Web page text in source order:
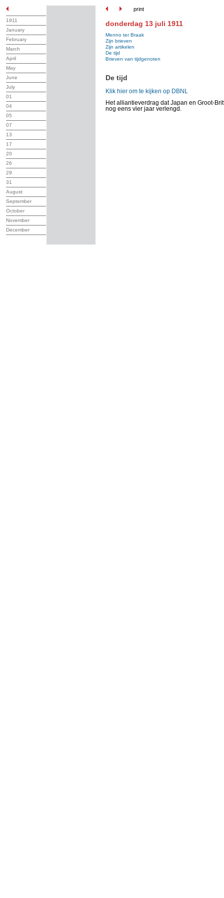
print
1911
January
February
March
April
May
June
July
01
04
05
07
13
17
20
26
29
31
August
September
October
November
December
donderdag 13 juli 1911
Menno ter Braak
Zijn brieven
Zijn artikelen
De tijd
Brieven van tijdgenoten
De tijd
Klik hier om te kijken op DBNL
Het alliantieverdrag dat Japan en Groot-
nog eens vier jaar verlengd.